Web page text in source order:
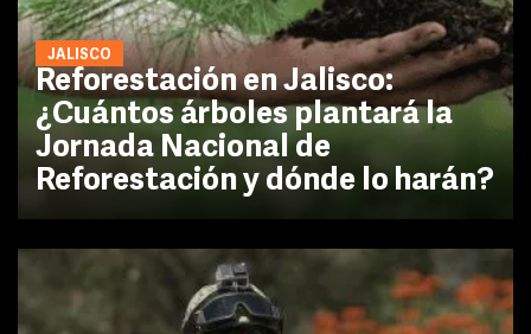
JALISCO
Reforestación en Jalisco:
¿Cuántos árboles plantará la
Jornada Nacional de
Reforestación y dónde lo harán?